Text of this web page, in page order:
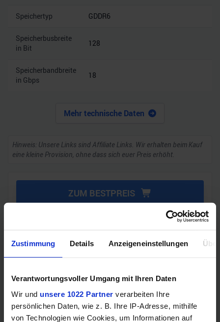
Zustimmung Details Anzeigeneinstellungen
Verantwortungsvoller Umgang mit Ihren Daten
Wir und unsere 1022 Partner verarbeiten Ihre
persönlichen Daten, wie z. B. Ihre IP-Adresse, mithilfe
von Technologien wie Cookies, um Informationen auf
Speichertyp GDDR6
Speicherbusbreite
in Bit
128
Speicherbandbreite
in Gbps
18
Mehr technische Daten
Hinweis: Unsere Links sind Affiliate Links. Wir erhalten beim Kauf
eine kleine Provision, ohne dass sich euer Preis erhöht.
ZUM BESTPREIS
GEWINNSPIEL
Gewinne einen MSI Gaming PC mit RTX 5070
Ti!!